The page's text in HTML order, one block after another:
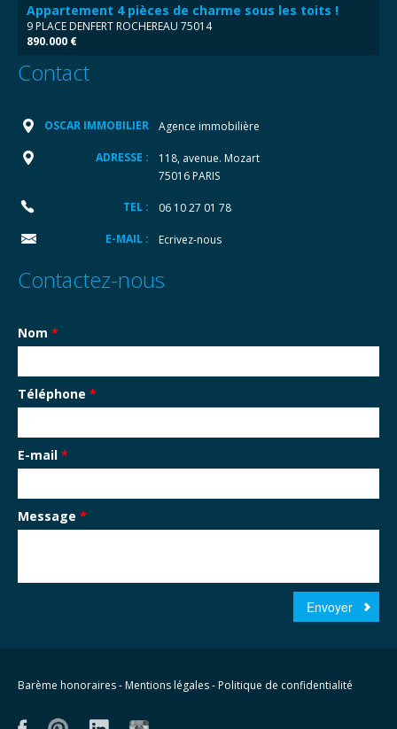
Appartement 4 pièces de charme sous les toits !
9 PLACE DENFERT ROCHEREAU 75014
890.000 €
Contact
OSCAR IMMOBILIER Agence immobilière
ADRESSE :
118, avenue. Mozart
75016 PARIS
TEL : 06 10 27 01 78
E-MAIL : Ecrivez-nous
Contactez-nous
Nom *
Téléphone *
E-mail *
Message *
Envoyer
Barème honoraires- Mentions légales- Politique de confidentialité